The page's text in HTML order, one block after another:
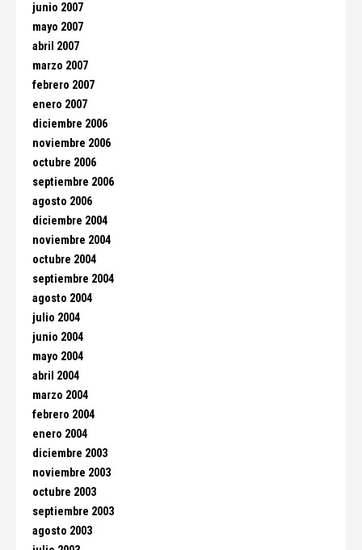
junio 2007
mayo 2007
abril 2007
marzo 2007
febrero 2007
enero 2007
diciembre 2006
noviembre 2006
octubre 2006
septiembre 2006
agosto 2006
diciembre 2004
noviembre 2004
octubre 2004
septiembre 2004
agosto 2004
julio 2004
junio 2004
mayo 2004
abril 2004
marzo 2004
febrero 2004
enero 2004
diciembre 2003
noviembre 2003
octubre 2003
septiembre 2003
agosto 2003